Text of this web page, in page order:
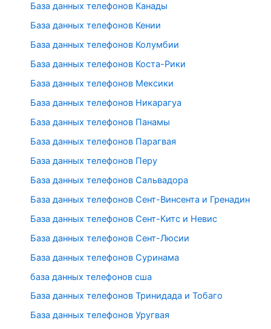
База данных телефонов Канады
База данных телефонов Кении
База данных телефонов Колумбии
База данных телефонов Коста-Рики
База данных телефонов Мексики
База данных телефонов Никарагуа
База данных телефонов Панамы
База данных телефонов Парагвая
База данных телефонов Перу
База данных телефонов Сальвадора
База данных телефонов Сент-Винсента и Гренадин
База данных телефонов Сент-Китс и Невис
База данных телефонов Сент-Люсии
База данных телефонов Суринама
база данных телефонов сша
База данных телефонов Тринидада и Тобаго
База данных телефонов Уругвая